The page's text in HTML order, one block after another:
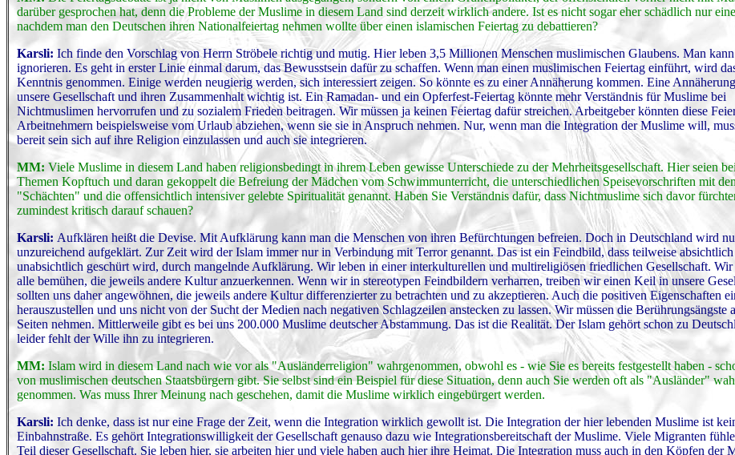
darüber gesprochen hat, denn die Probleme der Muslime in diesem Land sind derzeit wirklich andere. Ist es nicht sogar eher schädlich nur
nachdem man den Deutschen ihren Nationalfeiertag nehmen wollte über einen islamischen Feiertag zu debattieren?
Karsli: Ich finde den Vorschlag von Herrn Ströbele richtig und mutig. Hier leben 3,5 Millionen Menschen muslimischen Glaubens. Man
ignorieren. Es geht in erster Linie einmal darum, das Bewusstsein dafür zu schaffen. Wenn man einen muslimischen Feiertag einführt, wird
Kenntnis genommen. Einige werden neugierig werden, sich interessiert zeigen. So könnte es zu einer Annäherung kommen. Eine
unsere Gesellschaft und ihren Zusammenhalt wichtig ist. Ein Ramadan- und ein Opferfest-Feiertag könnte mehr Verständnis für Muslime bei
Nichtmuslimen hervorrufen und zu sozialem Frieden beitragen. Wir müssen ja keinen Feiertag dafür streichen. Arbeitgeber könnten diese
Arbeitnehmern beispielsweise vom Urlaub abziehen, wenn sie sie in Anspruch nehmen. Nur, wenn man die Integration der Muslime will,
bereit sein sich auf ihre Religion einzulassen und auch sie integrieren.
MM: Viele Muslime in diesem Land haben religionsbedingt in ihrem Leben gewisse Unterschiede zu der Mehrheitsgesellschaft. Hier seien
Themen Kopftuch und daran gekoppelt die Befreiung der Mädchen vom Schwimmunterricht, die unterschiedlichen Speisevorschriften mit
"Schächten" und die offensichtlich intensiver gelebte Spiritualität genannt. Haben Sie Verständnis dafür, dass Nichtmuslime sich davor
zumindest kritisch darauf schauen?
Karsli: Aufklären heißt die Devise. Mit Aufklärung kann man die Menschen von ihren Befürchtungen befreien. Doch in Deutschland wird
unzureichend aufgeklärt. Zur Zeit wird der Islam immer nur in Verbindung mit Terror genannt. Das ist ein Feindbild, dass teilweise absichtlich
unabsichtlich geschürt wird, durch mangelnde Aufklärung. Wir leben in einer interkulturellen und multireligiösen friedlichen Gesellschaft. Wir
alle bemühen, die jeweils andere Kultur anzuerkennen. Wenn wir in stereotypen Feindbildern verharren, treiben wir einen Keil in unsere
sollten uns daher angewöhnen, die jeweils andere Kultur differenzierter zu betrachten und zu akzeptieren. Auch die positiven Eigenschaften
herauszustellen und uns nicht von der Sucht der Medien nach negativen Schlagzeilen anstecken zu lassen. Wir müssen die Berührungsängste
Seiten nehmen. Mittlerweile gibt es bei uns 200.000 Muslime deutscher Abstammung. Das ist die Realität. Der Islam gehört schon zu
leider fehlt der Wille ihn zu integrieren.
MM: Islam wird in diesem Land nach wie vor als "Ausländerreligion" wahrgenommen, obwohl es - wie Sie es bereits festgestellt haben -
von muslimischen deutschen Staatsbürgern gibt. Sie selbst sind ein Beispiel für diese Situation, denn auch Sie werden oft als "Ausländer"
genommen. Was muss Ihrer Meinung nach geschehen, damit die Muslime wirklich eingebürgert werden.
Karsli: Ich denke, dass ist nur eine Frage der Zeit, wenn die Integration wirklich gewollt ist. Die Integration der hier lebenden Muslime ist
Einbahnstraße. Es gehört Integrationswilligkeit der Gesellschaft genauso dazu wie Integrationsbereitschaft der Muslime. Viele Migranten
Teil dieser Gesellschaft. Sie leben hier, sie arbeiten hier und viele haben auch hier ihre Heimat. Die Integration muss auch in den Köpfen der